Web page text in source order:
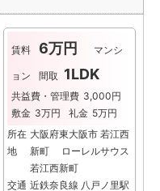
賃料 6万円 マンシ
ョン 間取 1LDK
共益費・管理費 3,000円
敷金 3万円 礼金 5万円
所在
地
大阪府東大阪市 若江西
新町 ローレルサウス
若江西新町
交通 近鉄奈良線 八戸ノ里駅